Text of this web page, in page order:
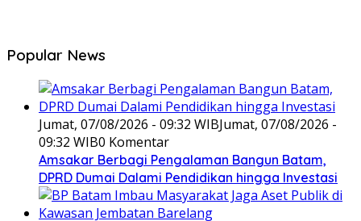
Popular News
Jumat, 07/08/2026 - 09:32 WIBJumat, 07/08/2026 -
09:32 WIB0 Komentar
Amsakar Berbagi Pengalaman Bangun Batam,
DPRD Dumai Dalami Pendidikan hingga Investasi